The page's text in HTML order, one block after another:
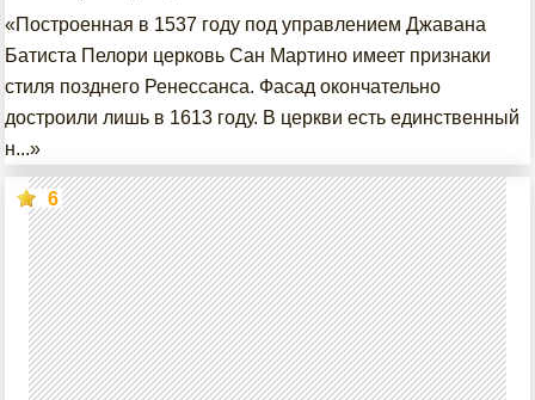
«Построенная в 1537 году под управлением Джавана
Батиста Пелори церковь Сан Мартино имеет признаки
стиля позднего Ренессанса. Фасад окончательно
достроили лишь в 1613 году. В церкви есть единственный
н...»
6